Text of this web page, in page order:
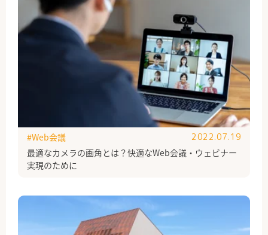
最適なカメラの画角とは？快適なWeb会議・ウェビナー
実現のために
#Web会議 2022.07.19